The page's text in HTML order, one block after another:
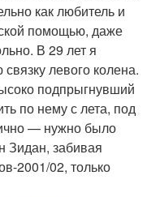
как любитель и
помощью, даже
В 29 лет я
левого колена.
подпрыгнувший
по нему с лета, под
— нужно было
Зидан, забивая
2001/02, только